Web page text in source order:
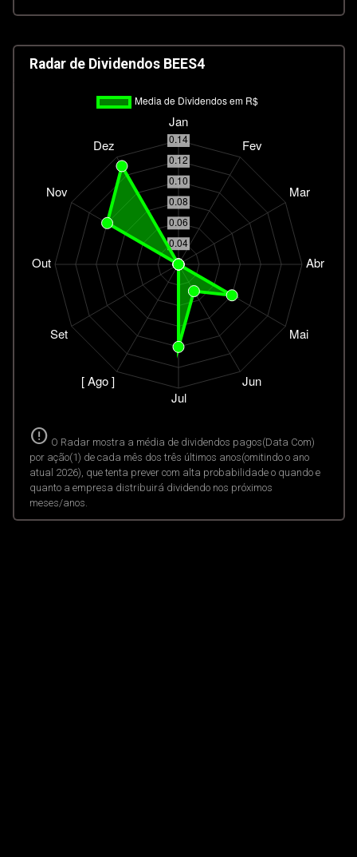
Radar de Dividendos BEES4
error O Radar mostra a média de dividendos pagos(Data Com)
por ação(1) de cada mês dos três últimos anos(omitindo o ano
atual 2026), que tenta prever com alta probabilidade o quando e
quanto a empresa distribuirá dividendo nos próximos
meses/anos.